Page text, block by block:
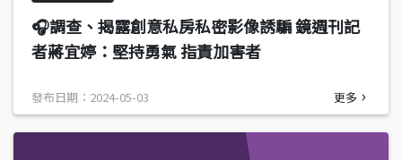
🎧調查、揭露創意私房私密影像誘騙 鏡週刊記
者蔣宜婷：堅持勇氣 指責加害者
發布日期：2024-05-03 更多